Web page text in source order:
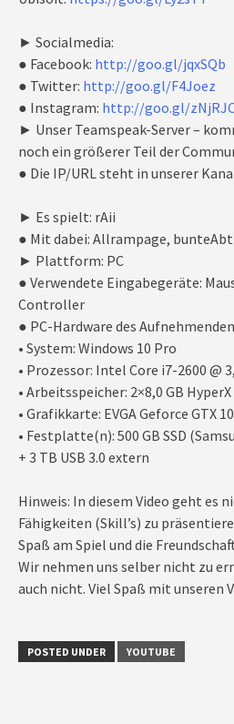
► Socialmedia:
● Facebook: http://goo.gl/jqxSQb
● Twitter: http://goo.gl/F4Joez
● Instagram: http://goo.gl/
► Unser Teamspeak-Server –
noch ein größerer Teil der
● Die IP/URL steht in unserer
► Es spielt: rAii
● Mit dabei: Allrampage,
► Plattform: PC
● Verwendete Eingabegeräte:
Controller
● PC-Hardware des
• System: Windows 10 Pro
• Prozessor: Intel Core i7-2600 @
• Arbeitsspeicher: 2×8,0 GB
• Grafikkarte: EVGA Geforce GTX
• Festplatte(n): 500 GB SSD
+ 3 TB USB 3.0 extern
Hinweis: In diesem Video geht es
Fähigkeiten (Skill’s) zu
Spaß am Spiel und die
Wir nehmen uns selber nicht zu
auch nicht. Viel Spaß mit unseren
POSTED UNDER YOUTUBE